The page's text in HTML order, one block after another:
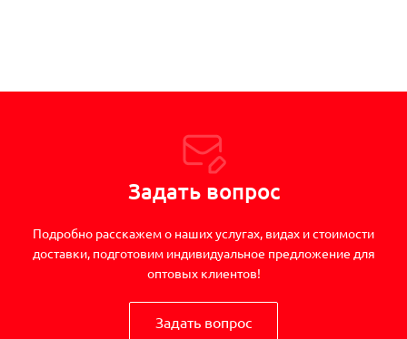
Задать вопрос
Подробно расскажем о наших услугах, видах и стоимости
доставки, подготовим индивидуальное предложение для
оптовых клиентов!
Задать вопрос